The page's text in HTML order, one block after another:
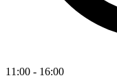
11:00 - 16:00